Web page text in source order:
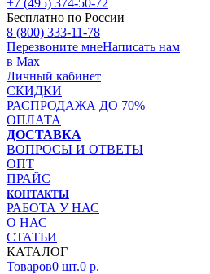
+7 (495) 374-50-72
Бесплатно по России
8 (800) 333-11-78
Перезвоните мнеНаписать нам
в Max
Личный кабинет
СКИДКИ
РАСПРОДАЖА ДО 70%
ОПЛАТА
ДОСТАВКА
ВОПРОСЫ И ОТВЕТЫ
ОПТ
ПРАЙС
КОНТАКТЫ
РАБОТА У НАС
О НАС
СТАТЬИ
КАТАЛОГ
Товаров0 шт.0 р.